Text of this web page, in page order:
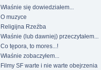
Właśnie się dowiedziałem...
O muzyce
Religijna Rzeźba
Właśnie (lub dawniej) przeczytałem...
Co tępora, to mores...!
Właśnie zobaczyłem...
Filmy SF warte i nie warte obejrzenia